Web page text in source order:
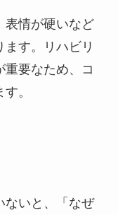
表情が硬いなど
す。リハビリ
要なため、コ
。
ないと、「なぜ